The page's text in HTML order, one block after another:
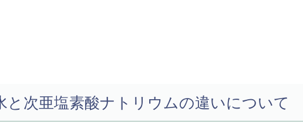
と次亜塩素酸ナトリウムの違いについて